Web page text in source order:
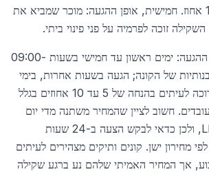
לפרמיה של 10 עד 15 אחוז. חמישית, אופן ההגעה: מוכר שמביא את
זוכה לפרמיה על פני פינוי ביתי.
גורם שישי הוא מועד ההגעה: ימים ראשון עד חמישי בשעות 09:00-
הבנותיות של הקונה; הגעה בשעות אחרות, בימי
שישי או בערבי חג כרוכה לעיתים בהנחה של 5 עד 10 אחוזים בגלל
חשוב לציין שהמחיר משתנה מדי יום
בהתאם לתנודות LME, ולכן כדאי לבקש הצעה ב-24 שעות
מחירון ישן. קונים ותיקים מצהירים לעיתים
אך המחיר האמיתי שלהם נע ברגע שקילה